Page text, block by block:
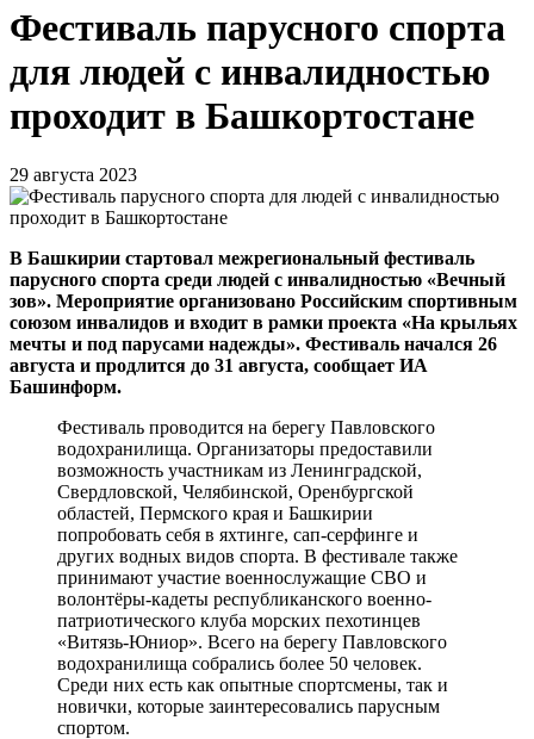
Фестиваль парусного спорта
для людей с инвалидностью
проходит в Башкортостане
29 августа 2023
В Башкирии стартовал межрегиональный фестиваль
парусного спорта среди людей с инвалидностью «Вечный
зов». Мероприятие организовано Российским спортивным
союзом инвалидов и входит в рамки проекта «На крыльях
мечты и под парусами надежды». Фестиваль начался 26
августа и продлится до 31 августа, сообщает ИА
Башинформ.
Фестиваль проводится на берегу Павловского
водохранилища. Организаторы предоставили
возможность участникам из Ленинградской,
Свердловской, Челябинской, Оренбургской
областей, Пермского края и Башкирии
попробовать себя в яхтинге, сап-серфинге и
других водных видов спорта. В фестивале также
принимают участие военнослужащие СВО и
волонтёры-кадеты республиканского военно-
патриотического клуба морских пехотинцев
«Витязь-Юниор». Всего на берегу Павловского
водохранилища собрались более 50 человек.
Среди них есть как опытные спортсмены, так и
новички, которые заинтересовались парусным
спортом.